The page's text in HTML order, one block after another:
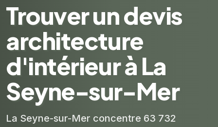
Trouver un devis
architecture
d'intérieur à La
Seyne-sur-Mer
La Seyne-sur-Mer concentre 63 732